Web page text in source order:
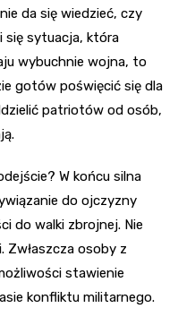
da się wiedzieć, czy
się sytuacja, która
wybuchnie wojna, to
gotów poświęcić się dla
patriotów od osób,
W końcu silna
do ojczyzny
do walki zbrojnej. Nie
Zwłaszcza osoby z
stawienie
konfliktu militarnego.